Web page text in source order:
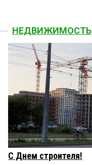
НЕДВИЖИМОСТЬ
С Днем строителя!